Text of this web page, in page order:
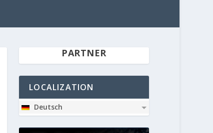
PARTNER
LOCALIZATION
Deutsch